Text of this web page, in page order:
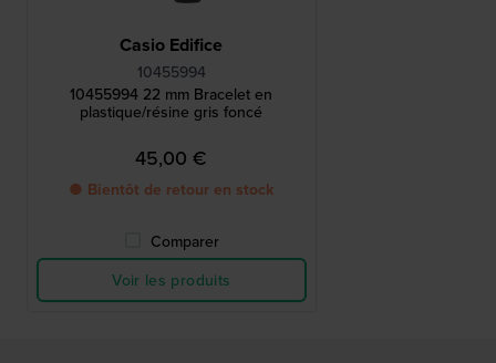
Casio Edifice
10455994
10455994 22 mm Bracelet en
plastique/résine gris foncé
45,00 €
● Bientôt de retour en stock
Comparer
Voir les produits